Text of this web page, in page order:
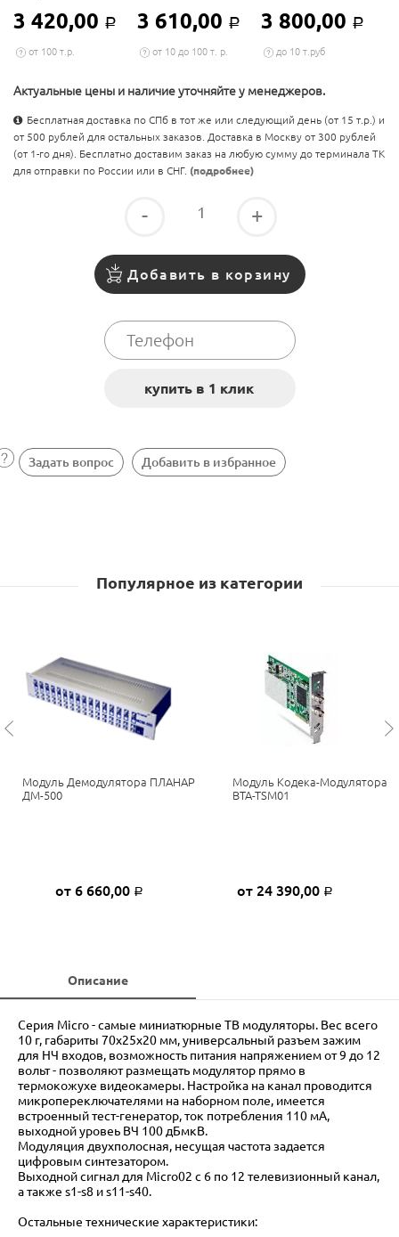
3 420,00 Р 3 610,00 Р 3 800,00 Р
от 100 т.р. от 10 до 100 т. р. до 10 т.руб
Актуальные цены и наличие уточняйте у менеджеров.
Бесплатная доставка по СПб в тот же или следующий день (от 15 т.р.) и
от 500 рублей для остальных заказов. Доставка в Москву от 300 рублей
(от 1-го дня). Бесплатно доставим заказ на любую сумму до терминала ТК
для отправки по России или в СНГ. (подробнее)
- +
Добавить в корзину
Задать вопрос Добавить в избранное
Популярное из категории
Модуль Демодулятора ПЛАНАР
ДМ-500
от 6 660,00 Р
Модуль Кодека-Модулятора
BTA-TSM01
от 24 390,00 Р
Описание
Серия Micro - самые миниатюрные ТВ модуляторы. Вес всего
10 г, габариты 70х25х20 мм, универсальный разъем зажим
для НЧ входов, возможность питания напряжением от 9 до 12
вольт - позволяют размещать модулятор прямо в
термокожухе видеокамеры. Настройка на канал проводится
микропереключателями на наборном поле, имеется
встроенный тест-генератор, ток потребления 110 мА,
выходной уровеь ВЧ 100 дБмкВ.
Модуляция двухполосная, несущая частота задается
цифровым синтезатором.
Выходной сигнал для Micro02 c 6 по 12 телевизионный канал,
а также s1-s8 и s11-s40.
Остальные технические характеристики: